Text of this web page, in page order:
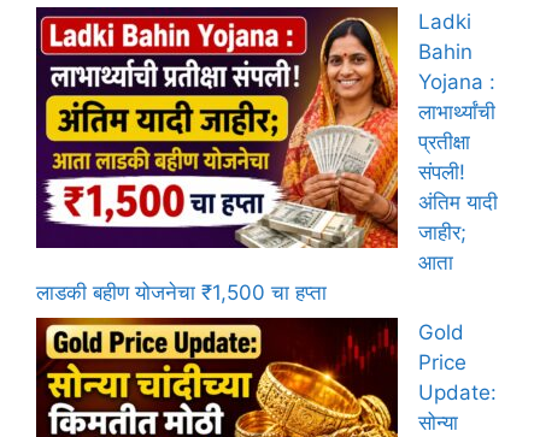
Ladki
Bahin
Yojana :
लाभार्थ्यांची
प्रतीक्षा
संपली!
अंतिम यादी
जाहीर;
आता
लाडकी बहीण योजनेचा ₹1,500 चा हप्ता
Gold
Price
Update:
सोन्या